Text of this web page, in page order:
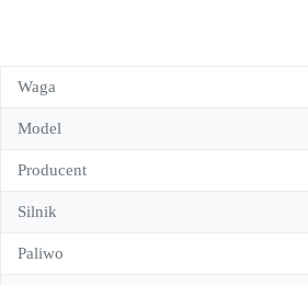
Waga
Model
Producent
Silnik
Paliwo